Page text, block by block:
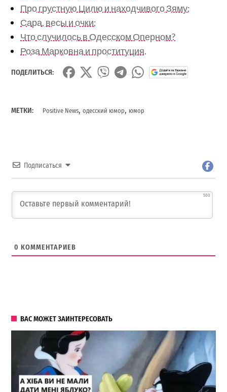
Про грустную Цилю и находчивого Зяму;
Сара, весы и очки;
Что случилось в Одесском Оперном?
Роза Марковна и проституция.
ПОДЕЛИТЬСЯ:
МЕТКИ: Positive News,одесский юмор, юмор
Подписаться
500
0 КОММЕНТАРИЕВ
ВАС МОЖЕТ ЗАИНТЕРЕСОВАТЬ